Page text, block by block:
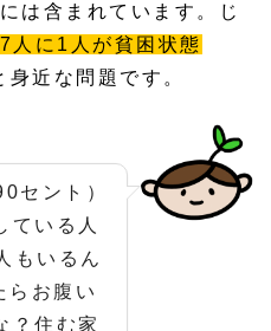
は含まれています。じ
人に1人が貧困状態
近な問題です。
セント）
ている人
もいるん
らお腹い
？住む家